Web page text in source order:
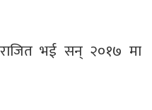
भई सन् २०१७ मा